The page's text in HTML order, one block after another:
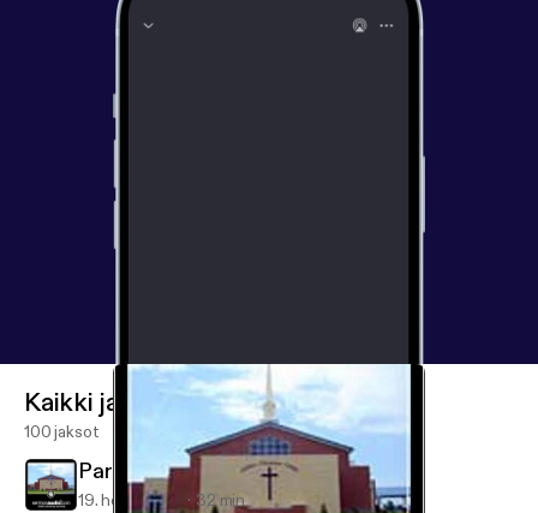
Kaikki jaksot
100 jaksot
Partners in Advancing the Gospel
19. heinä 2019 32 min